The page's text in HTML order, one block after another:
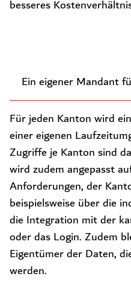
besseres
Ein eigener Mandant
Für jeden Kanton wird
einer eigenen
Zugriffe je Kanton sind
wird zudem angepasst
Anforderungen, der
beispielsweise über die
die Integration mit der
oder das Login. Zudem
Eigentümer der Daten,
werden.